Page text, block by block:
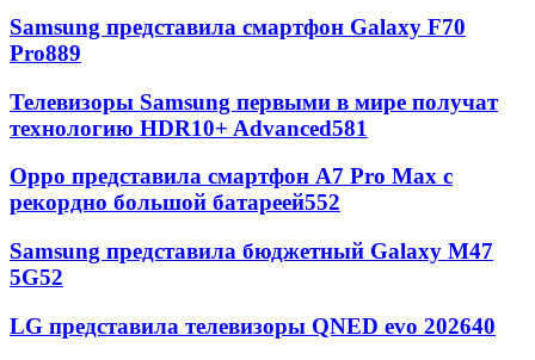
Samsung представила смартфон Galaxy F70
Pro889
Телевизоры Samsung первыми в мире получат
технологию HDR10+ Advanced581
Oppo представила смартфон A7 Pro Max с
рекордно большой батареей552
Samsung представила бюджетный Galaxy M47
5G52
LG представила телевизоры QNED evo 202640